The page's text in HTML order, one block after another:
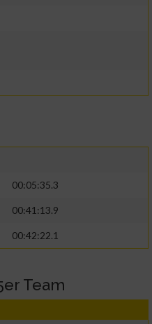
00:05:35.3
00:41:13.9
00:42:22.1
Team